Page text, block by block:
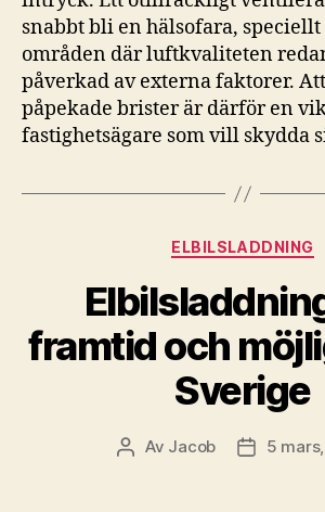
snabbt bli en hälsofara,
områden där luftkvaliteten
påverkad av externa faktorer.
påpekade brister är därför en
fastighetsägare som vill skydda
Kategorier
ELBILSLADDNING
framtid och
Sverige
Inläggsförfattare
Av Jacob 5